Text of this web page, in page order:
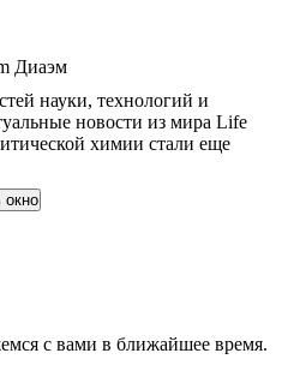
Диаэм
науки, технологий и
новости из мира Life
химии стали еще
окно
с вами в ближайшее время.